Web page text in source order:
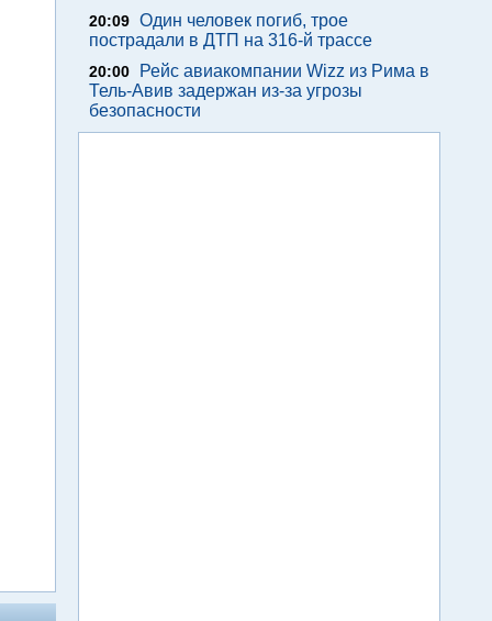
20:09 Один человек погиб, трое
пострадали в ДТП на 316-й трассе
20:00
Рейс авиакомпании Wizz из Рима в
Тель-Авив задержан из-за угрозы
безопасности